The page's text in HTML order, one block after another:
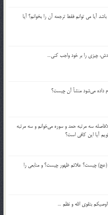
آيا مي توانم فقط ترجمه آن را بخوانم؟ آيا
چيزي را بر خود واجب كني…
سه مرتبه حمد و سوره مي‌خوانم و سه مرتبه
آيا اين كافي است؟
چيست؟ علائم ظهور چيست؟ و منابعي را
بتقوي الله و نظم …